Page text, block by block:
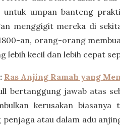
untuk umpan banteng
menggigit mereka di
an, orang-orang
lebih kecil dan lebih cepat
Ras Anjing Ramah yang
bertanggung jawab atas
kerusakan
penjaga atau dalam adu